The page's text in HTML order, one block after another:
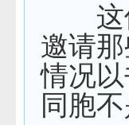
这位
邀请
情况
同胞